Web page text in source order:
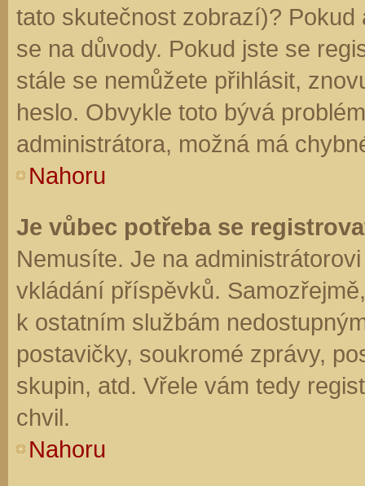
tato skutečnost zobrazí)?
se na důvody. Pokud jste se
stále se nemůžete přihlásit,
heslo. Obvykle toto bývá
administrátora, možná má
Nahoru
Je vůbec potřeba se
Nemusíte. Je na
vkládání příspěvků.
k ostatním službám
postavičky, soukromé zprávy,
skupin, atd. Vřele vám tedy
chvil.
Nahoru